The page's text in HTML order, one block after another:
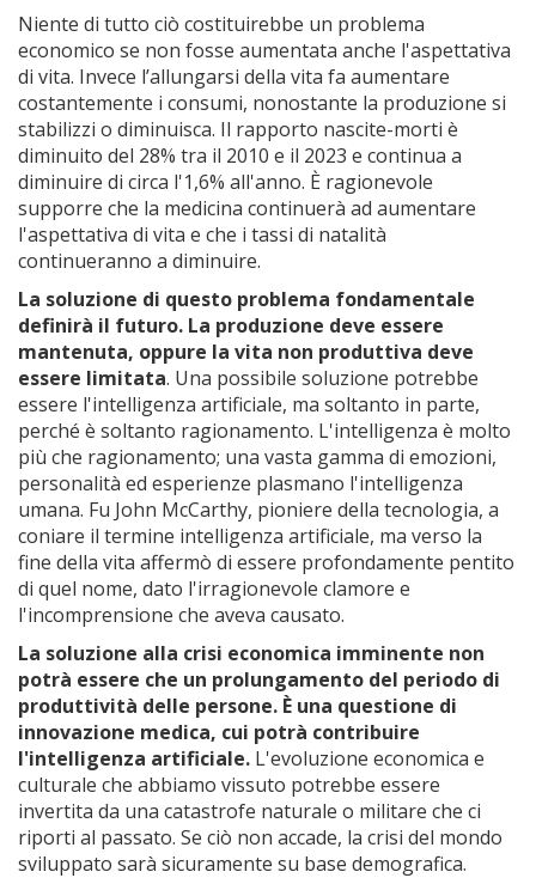
Niente di tutto ciò costituirebbe un problema
economico se non fosse aumentata anche l'aspettativa
di vita. Invece l’allungarsi della vita fa aumentare
costantemente i consumi, nonostante la produzione si
stabilizzi o diminuisca. Il rapporto nascite-morti è
diminuito del 28% tra il 2010 e il 2023 e continua a
diminuire di circa l'1,6% all'anno. È ragionevole
supporre che la medicina continuerà ad aumentare
l'aspettativa di vita e che i tassi di natalità
continueranno a diminuire.
La soluzione di questo problema fondamentale
definirà il futuro. La produzione deve essere
mantenuta, oppure la vita non produttiva deve
essere limitata. Una possibile soluzione potrebbe
essere l'intelligenza artificiale, ma soltanto in parte,
perché è soltanto ragionamento. L'intelligenza è molto
più che ragionamento; una vasta gamma di emozioni,
personalità ed esperienze plasmano l'intelligenza
umana. Fu John McCarthy, pioniere della tecnologia, a
coniare il termine intelligenza artificiale, ma verso la
fine della vita affermò di essere profondamente pentito
di quel nome, dato l'irragionevole clamore e
l'incomprensione che aveva causato.
La soluzione alla crisi economica imminente non
potrà essere che un prolungamento del periodo di
produttività delle persone. È una questione di
innovazione medica, cui potrà contribuire
l'intelligenza artificiale. L'evoluzione economica e
culturale che abbiamo vissuto potrebbe essere
invertita da una catastrofe naturale o militare che ci
riporti al passato. Se ciò non accade, la crisi del mondo
sviluppato sarà sicuramente su base demografica.